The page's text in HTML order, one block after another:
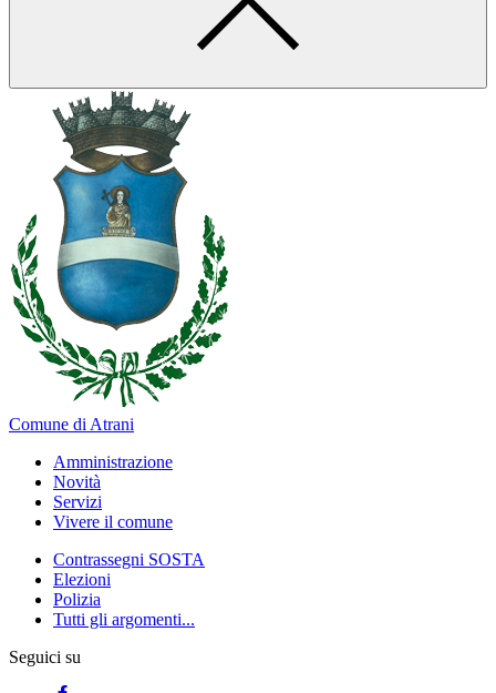
Comune di Atrani
Amministrazione
Novità
Servizi
Vivere il comune
Contrassegni SOSTA
Elezioni
Polizia
Tutti gli argomenti...
Seguici su